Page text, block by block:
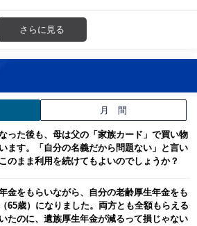
さらに見る
月 間
った後も、母は父の「家族カード」で買い物
ます。「自分の名義だから問題ない」と言い
のまま利用を続けてもよいのでしょうか？
金をもらいながら、自分の老齢厚生年金をも
65歳）になりました。両方とも全額もらえる
たのに、遺族厚生年金が減るって損じゃない